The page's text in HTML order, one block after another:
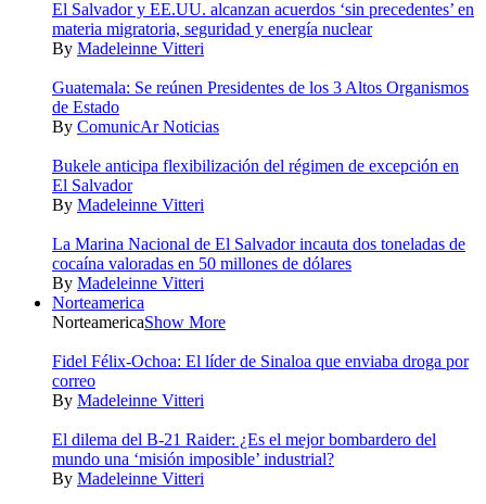
El Salvador y EE.UU. alcanzan acuerdos ‘sin precedentes’ en
materia migratoria, seguridad y energía nuclear
By Madeleinne Vitteri
Guatemala: Se reúnen Presidentes de los 3 Altos Organismos
de Estado
By ComunicAr Noticias
Bukele anticipa flexibilización del régimen de excepción en
El Salvador
By Madeleinne Vitteri
La Marina Nacional de El Salvador incauta dos toneladas de
cocaína valoradas en 50 millones de dólares
By Madeleinne Vitteri
Norteamerica
NorteamericaShow More
Fidel Félix-Ochoa: El líder de Sinaloa que enviaba droga por
correo
By Madeleinne Vitteri
El dilema del B-21 Raider: ¿Es el mejor bombardero del
mundo una ‘misión imposible’ industrial?
By Madeleinne Vitteri